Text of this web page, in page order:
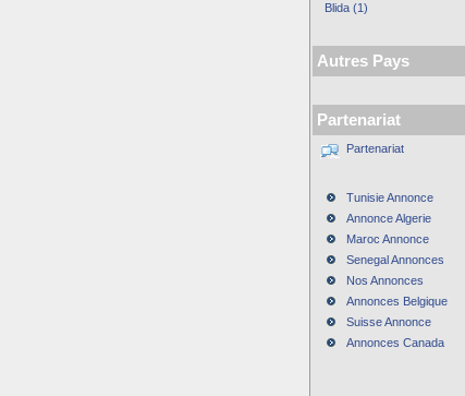
Blida (1)
Autres Pays
Partenariat
Partenariat
Tunisie Annonce
Annonce Algerie
Maroc Annonce
Senegal Annonces
Nos Annonces
Annonces Belgique
Suisse Annonce
Annonces Canada